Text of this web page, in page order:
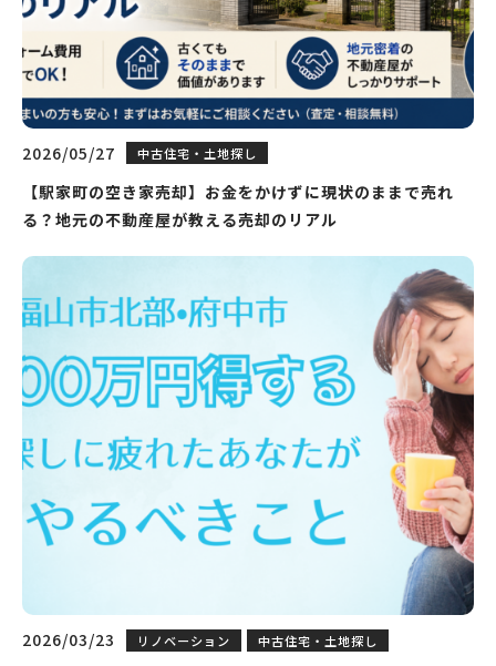
2026/05/27 中古住宅・土地探し
【駅家町の空き家売却】お金をかけずに現状のままで売れ
る？地元の不動産屋が教える売却のリアル
2026/03/23 リノベーション 中古住宅・土地探し